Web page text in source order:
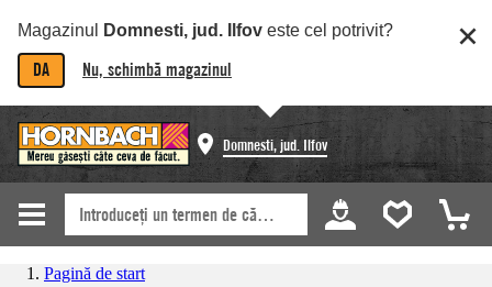
Magazinul Domnesti, jud. Ilfov este cel potrivit?
DA Nu, schimbă magazinul
Domnesti, jud. Ilfov
Pagină de start